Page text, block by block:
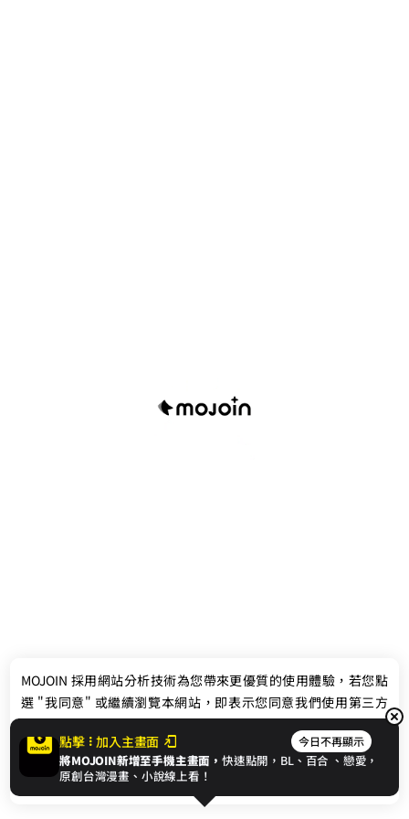
聯絡我們
© 2024 gamania Digital Entertainment Co., Ltd.
點擊 加入主畫面 今日不再顯示
將MOJOIN新增至手機主畫面，快速點開，BL、 百合 、戀愛，
原創台灣漫畫、小說線上看！
MOJOIN 採用網站分析技術為您帶來更優質的使用體驗，若您點
選 "我同意" 或繼續瀏覽本網站，即表示您同意我們使用第三方
Cookie，欲瞭解更多資訊請見隱私權政策。
我同意